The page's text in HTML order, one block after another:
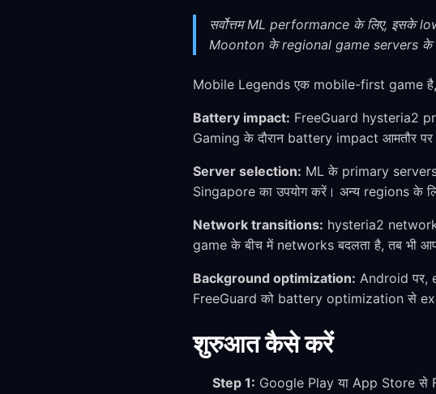
सर्वोत्तम ML performance के लिए,
Moonton के regional game servers के
Mobile Legends एक mobile-first game
Battery impact: FreeGuard hysteria2
Gaming के दौरान battery impact आमतौर पर
Server selection: ML के primary
Singapore का उपयोग करें। अन्य regions के
Network transitions: hysteria2
game के बीच में networks बदलता है, तब भी
Background optimization: Android पर,
FreeGuard को battery optimization से
शुरुआत कैसे करें
Step 1: Google Play या App Store से